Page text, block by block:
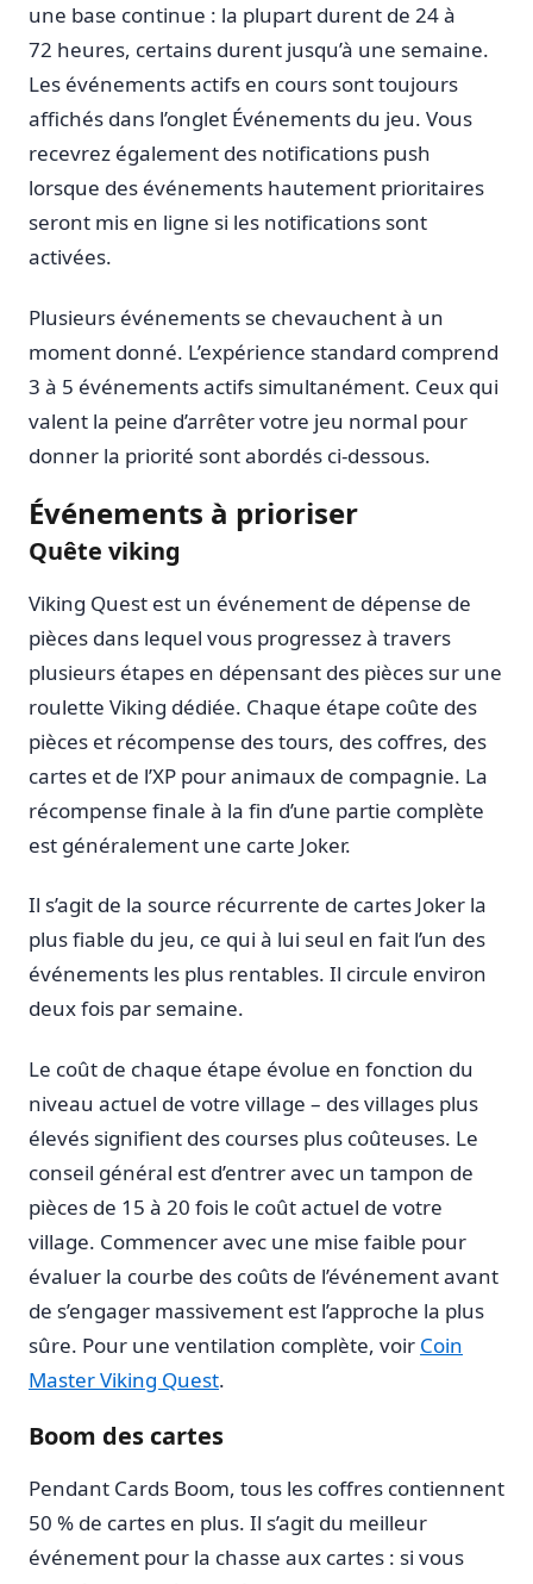
une base continue : la plupart durent de 24 à
72 heures, certains durent jusqu’à une semaine.
Les événements actifs en cours sont toujours
affichés dans l’onglet Événements du jeu. Vous
recevrez également des notifications push
lorsque des événements hautement prioritaires
seront mis en ligne si les notifications sont
activées.
Plusieurs événements se chevauchent à un
moment donné. L’expérience standard comprend
3 à 5 événements actifs simultanément. Ceux qui
valent la peine d’arrêter votre jeu normal pour
donner la priorité sont abordés ci-dessous.
Événements à prioriser
Quête viking
Viking Quest est un événement de dépense de
pièces dans lequel vous progressez à travers
plusieurs étapes en dépensant des pièces sur une
roulette Viking dédiée. Chaque étape coûte des
pièces et récompense des tours, des coffres, des
cartes et de l’XP pour animaux de compagnie. La
récompense finale à la fin d’une partie complète
est généralement une carte Joker.
Il s’agit de la source récurrente de cartes Joker la
plus fiable du jeu, ce qui à lui seul en fait l’un des
événements les plus rentables. Il circule environ
deux fois par semaine.
Le coût de chaque étape évolue en fonction du
niveau actuel de votre village – des villages plus
élevés signifient des courses plus coûteuses. Le
conseil général est d’entrer avec un tampon de
pièces de 15 à 20 fois le coût actuel de votre
village. Commencer avec une mise faible pour
évaluer la courbe des coûts de l’événement avant
de s’engager massivement est l’approche la plus
sûre. Pour une ventilation complète, voir Coin
Master Viking Quest.
Boom des cartes
Pendant Cards Boom, tous les coffres contiennent
50 % de cartes en plus. Il s’agit du meilleur
événement pour la chasse aux cartes : si vous